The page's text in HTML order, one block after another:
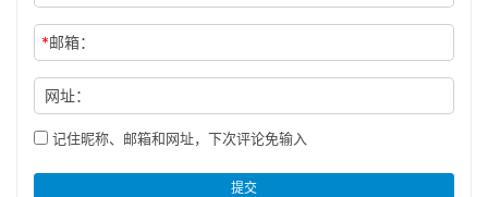
*邮箱：
网址：
记住昵称、邮箱和网址，下次评论免输入
提交